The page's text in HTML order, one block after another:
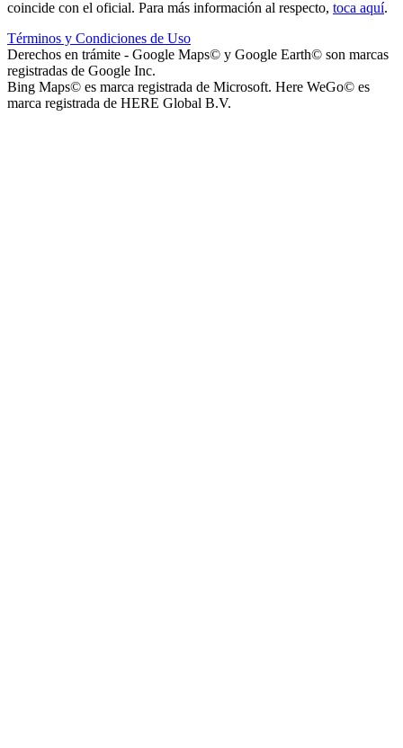
Instituto La Santísima Trinidad - Nivel Inicial
coincide con el oficial. Para más información al respecto, toca aquí.
Términos y Condiciones de Uso
Derechos en trámite - Google Maps© y Google Earth© son marcas
registradas de Google Inc.
Bing Maps© es marca registrada de Microsoft. Here WeGo© es
marca registrada de HERE Global B.V.